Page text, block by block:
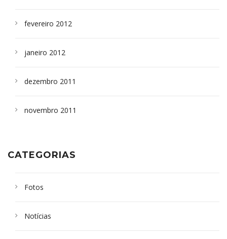
fevereiro 2012
janeiro 2012
dezembro 2011
novembro 2011
CATEGORIAS
Fotos
Notícias